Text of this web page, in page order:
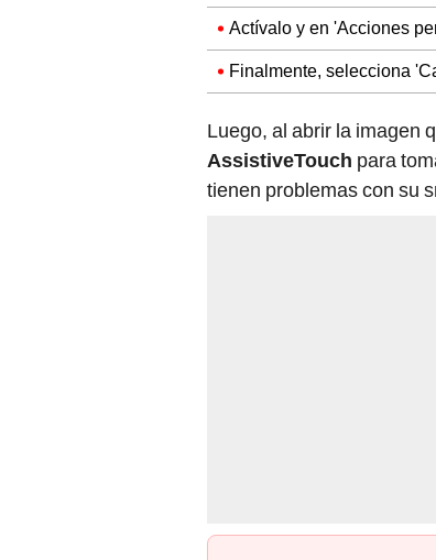
Actívalo y en 'Acciones
Finalmente, selecciona
Luego, al abrir la imagen
AssistiveTouch para
tienen problemas con su